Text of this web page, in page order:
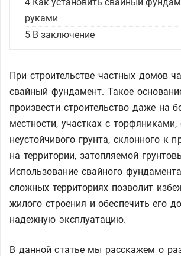
руками
5 В заключение
При строительстве частных домов
свайный фундамент. Такое
произвести строительство даже на
местности, участках с торфяниками,
неустойчивого грунта, склонного к
на территории, затопляемой
Использование свайного
сложных территориях позволит
жилого строения и обеспечить его
надежную эксплуатацию.
В данной статье мы расскажем о